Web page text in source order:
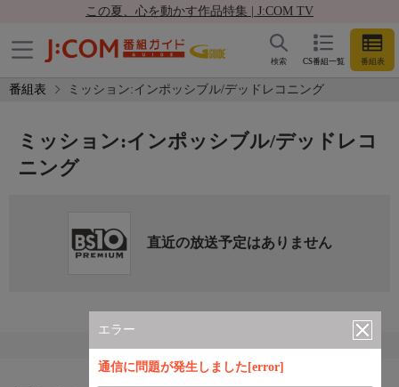
この夏、心を動かす作品特集 | J:COM TV
CS番組一覧 番組表
検索
番組表 ミッション:インポッシブル/デッドレコニング
エラー
通信に問題が発生しました[error]
ミッション:インポッシブル/デッドレコ
ニング
直近の放送予定はありません